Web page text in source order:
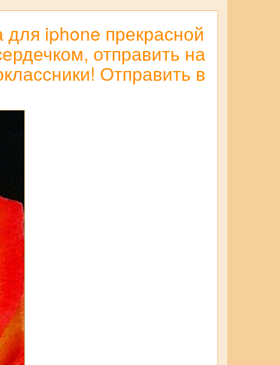
iphone прекрасной
отправить на
Отправить в